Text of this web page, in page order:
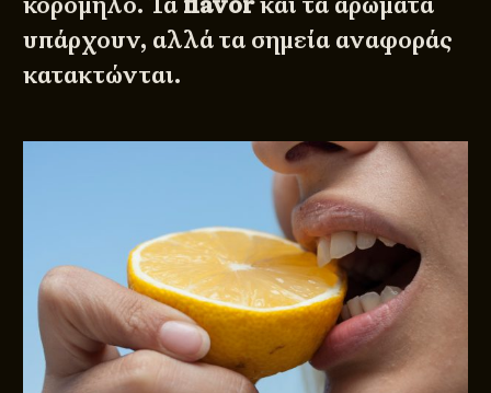
υπάρχουν, αλλά τα σημεία αναφοράς
κατακτώνται.